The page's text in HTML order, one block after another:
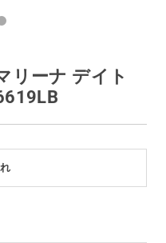
リーナ デイト